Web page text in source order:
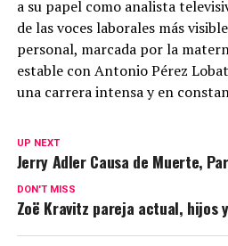
a su papel como analista
de las voces laborales más
personal, marcada por la
estable con Antonio Pérez
una carrera intensa y en
UP NEXT
Jerry Adler Causa de Muerte,
DON'T MISS
Zoë Kravitz pareja actual, hijos